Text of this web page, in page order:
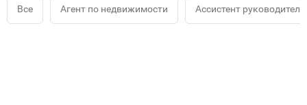
Все Агент по недвижимости Ассистент руководителя